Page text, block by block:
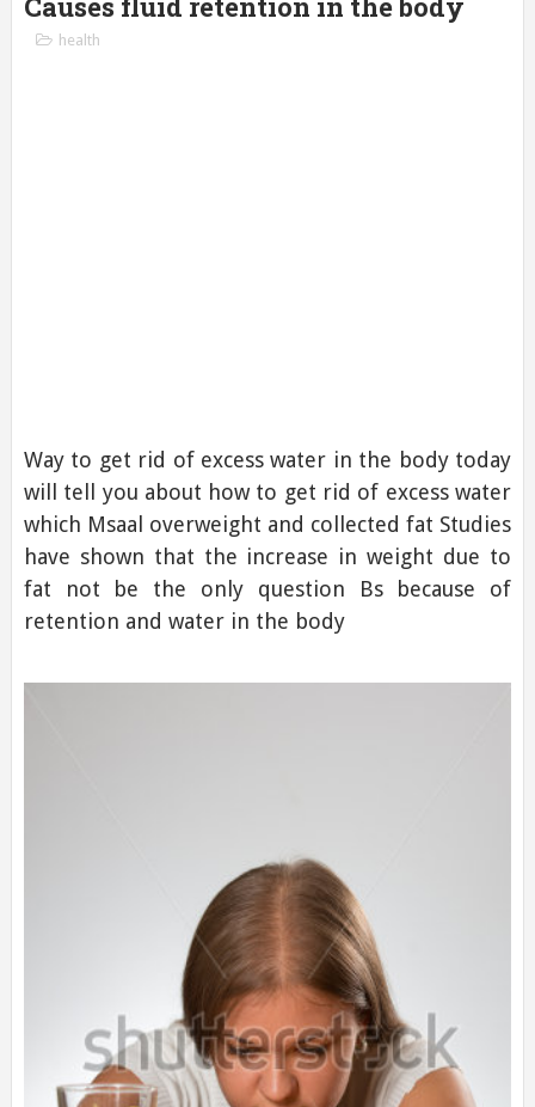
health
Way to get rid of excess water in the body today
will tell you about how to get rid of excess water
which Msaal overweight and collected fat Studies
have shown that the increase in weight due to
fat not be the only question Bs because of
retention and water in the body